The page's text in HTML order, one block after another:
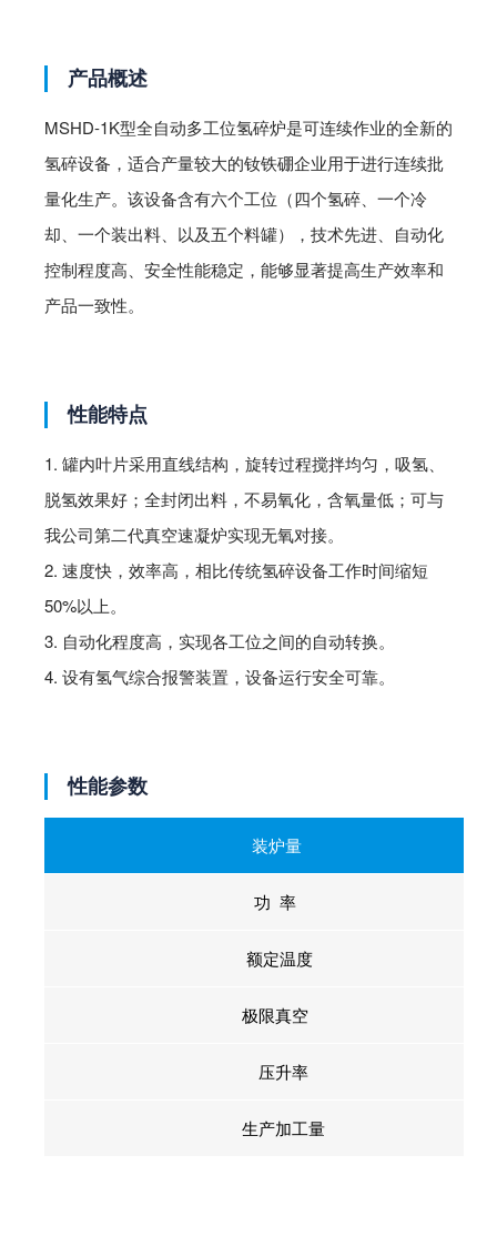
产品概述
MSHD-1K型全自动多工位氢碎炉是可连续作业的全新的
氢碎设备，适合产量较大的钕铁硼企业用于进行连续批
量化生产。该设备含有六个工位（四个氢碎、一个冷
却、一个装出料、以及五个料罐），技术先进、自动化
控制程度高、安全性能稳定，能够显著提高生产效率和
产品一致性。
性能特点
1. 罐内叶片采用直线结构，旋转过程搅拌均匀，吸氢、
脱氢效果好；全封闭出料，不易氧化，含氧量低；可与
我公司第二代真空速凝炉实现无氧对接。
2. 速度快，效率高，相比传统氢碎设备工作时间缩短
50%以上。
3. 自动化程度高，实现各工位之间的自动转换。
4. 设有氢气综合报警装置，设备运行安全可靠。
性能参数
装炉量
功 率
额定温度
极限真空
压升率
生产加工量